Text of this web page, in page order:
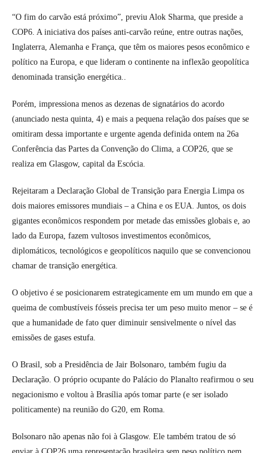
“O fim do carvão está próximo”, previu Alok Sharma, que preside a
COP6. A iniciativa dos países anti-carvão reúne, entre outras nações,
Inglaterra, Alemanha e França, que têm os maiores pesos econômico e
político na Europa, e que lideram o continente na inflexão geopolítica
denominada transição energética..
Porém, impressiona menos as dezenas de signatários do acordo
(anunciado nesta quinta, 4) e mais a pequena relação dos países que se
omitiram dessa importante e urgente agenda definida ontem na 26a
Conferência das Partes da Convenção do Clima, a COP26, que se
realiza em Glasgow, capital da Escócia.
Rejeitaram a Declaração Global de Transição para Energia Limpa os
dois maiores emissores mundiais – a China e os EUA. Juntos, os dois
gigantes econômicos respondem por metade das emissões globais e, ao
lado da Europa, fazem vultosos investimentos econômicos,
diplomáticos, tecnológicos e geopolíticos naquilo que se convencionou
chamar de transição energética.
O objetivo é se posicionarem estrategicamente em um mundo em que a
queima de combustíveis fósseis precisa ter um peso muito menor – se é
que a humanidade de fato quer diminuir sensivelmente o nível das
emissões de gases estufa.
O Brasil, sob a Presidência de Jair Bolsonaro, também fugiu da
Declaração. O próprio ocupante do Palácio do Planalto reafirmou o seu
negacionismo e voltou à Brasília após tomar parte (e ser isolado
politicamente) na reunião do G20, em Roma.
Bolsonaro não apenas não foi à Glasgow. Ele também tratou de só